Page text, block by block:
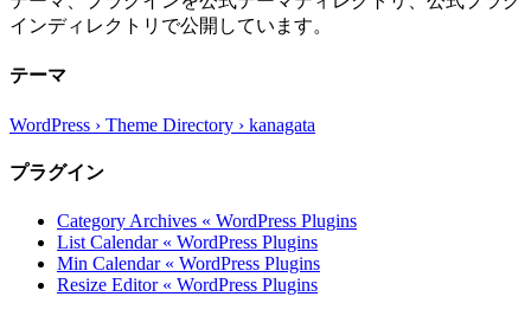
インディレクトリで公開しています。
テーマ
WordPress › Theme Directory › kanagata
プラグイン
Category Archives « WordPress Plugins
List Calendar « WordPress Plugins
Min Calendar « WordPress Plugins
Resize Editor « WordPress Plugins